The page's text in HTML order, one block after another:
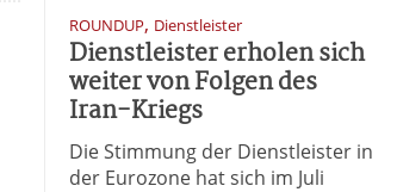
ROUNDUP, Dienstleister
Dienstleister erholen sich
weiter von Folgen des
Iran-Kriegs
Die Stimmung der Dienstleister in
der Eurozone hat sich im Juli